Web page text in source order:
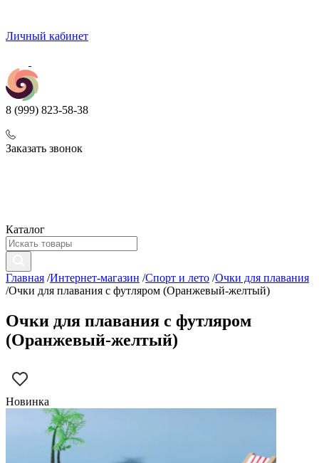
Личный кабинет
8 (999) 823-58-38
Заказать звонок
Каталог
Главная /Интернет-магазин /Спорт и лето /Очки для плавания
/Очки для плавания с футляром (Оранжевый-желтый)
Очки для плавания с футляром
(Оранжевый-желтый)
Новинка